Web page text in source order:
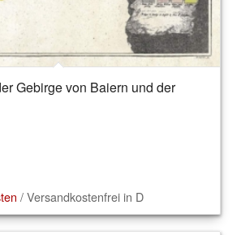
Gebirge von Baiern und der
/ Versandkostenfrei in D